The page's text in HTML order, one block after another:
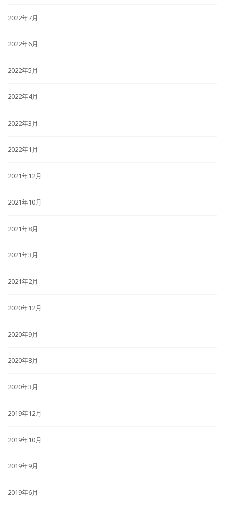
2022年7月
2022年6月
2022年5月
2022年4月
2022年3月
2022年1月
2021年12月
2021年10月
2021年8月
2021年3月
2021年2月
2020年12月
2020年9月
2020年8月
2020年3月
2019年12月
2019年10月
2019年9月
2019年6月